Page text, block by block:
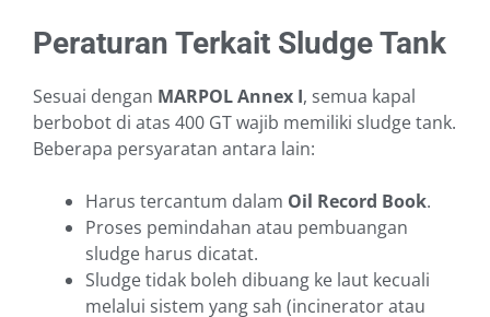
Peraturan Terkait Sludge Tank
Sesuai dengan MARPOL Annex I, semua kapal
berbobot di atas 400 GT wajib memiliki sludge tank.
Beberapa persyaratan antara lain:
Harus tercantum dalam Oil Record Book.
Proses pemindahan atau pembuangan
sludge harus dicatat.
Sludge tidak boleh dibuang ke laut kecuali
melalui sistem yang sah (incinerator atau